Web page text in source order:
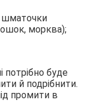
шматочки
морква);
потрібно буде
й подрібнити.
промити в